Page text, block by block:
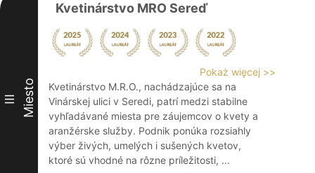
III Miesto
Kvetinárstvo MRO Sereď
Pokaż więcej >>
Kvetinárstvo M.R.O., nachádzajúce sa na
Vinárskej ulici v Seredi, patrí medzi stabilne
vyhľadávané miesta pre záujemcov o kvety a
aranžérske služby. Podnik ponúka rozsiahly
výber živých, umelých i sušených kvetov,
ktoré sú vhodné na rôzne príležitosti, ...